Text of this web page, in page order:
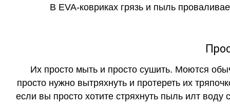
В EVA-ковриках грязь и пыль
Их просто мыть и просто сушить. Моются
просто нужно вытряхнуть и протереть их
если вы просто хотите стряхнуть пыль илт воду